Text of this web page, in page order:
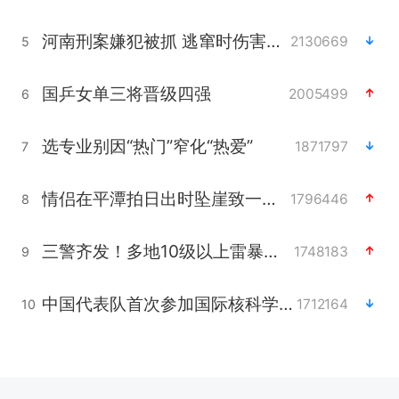
5 河南刑案嫌犯被抓 逃窜时伤害多人 2130669
6 国乒女单三将晋级四强 2005499
7 选专业别因“热门”窄化“热爱” 1871797
8 情侣在平潭拍日出时坠崖致一死一伤 1796446
9 三警齐发！多地10级以上雷暴大风 1748183
10 中国代表队首次参加国际核科学奥赛 获一金三银 1712164